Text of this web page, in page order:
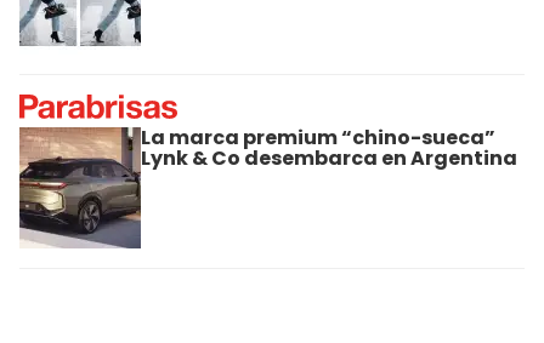
La marca premium “chino-sueca”
Lynk & Co desembarca en Argentina